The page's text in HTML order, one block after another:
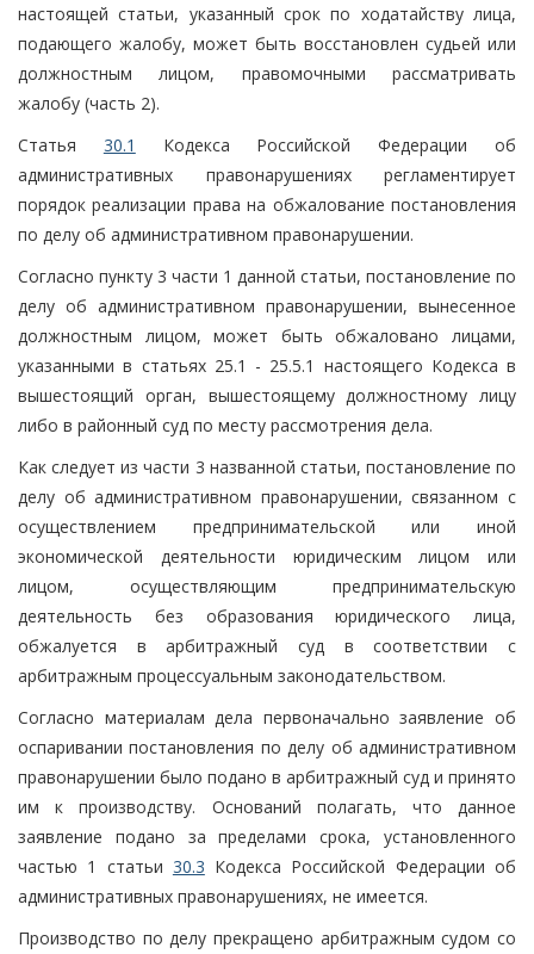
настоящей статьи, указанный срок по ходатайству лица,
подающего жалобу, может быть восстановлен судьей или
должностным лицом, правомочными рассматривать
жалобу (часть 2).
Статья 30.1
Кодекса Российской Федерации об
административных правонарушениях регламентирует
порядок реализации права на обжалование постановления
по делу об административном правонарушении.
Согласно пункту 3 части 1 данной статьи, постановление по
делу об административном правонарушении, вынесенное
должностным лицом, может быть обжаловано лицами,
указанными в статьях 25.1 - 25.5.1 настоящего Кодекса в
вышестоящий орган, вышестоящему должностному лицу
либо в районный суд по месту рассмотрения дела.
Как следует из части 3 названной статьи, постановление по
делу об административном правонарушении, связанном с
осуществлением предпринимательской или иной
экономической деятельности юридическим лицом или
лицом, осуществляющим предпринимательскую
деятельность без образования юридического лица,
обжалуется в арбитражный суд в соответствии с
арбитражным процессуальным законодательством.
Согласно материалам дела первоначально заявление об
оспаривании постановления по делу об административном
правонарушении было подано в арбитражный суд и принято
им к производству. Оснований полагать, что данное
заявление подано за пределами срока, установленного
частью 1 статьи 30.3 Кодекса Российской Федерации об
административных правонарушениях, не имеется.
Производство по делу прекращено арбитражным судом со